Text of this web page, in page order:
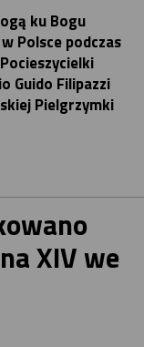
ku Bogu
Polsce podczas
Guido Filipazzi
Pielgrzymki
XIV we